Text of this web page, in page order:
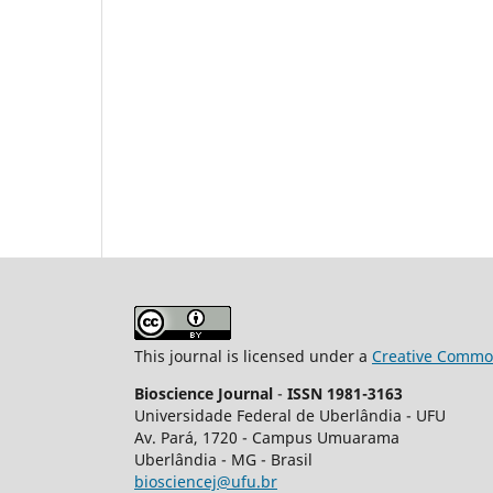
This journal is licensed under a Creative
Bioscience Journal - ISSN 1981-3163
Universidade Federal de Uberlândia - UFU
Av. Pará, 1720 - Campus Umuarama
Uberlândia - MG - Brasil
biosciencej@ufu.br